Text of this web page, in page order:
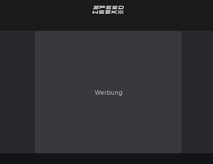
Werbung